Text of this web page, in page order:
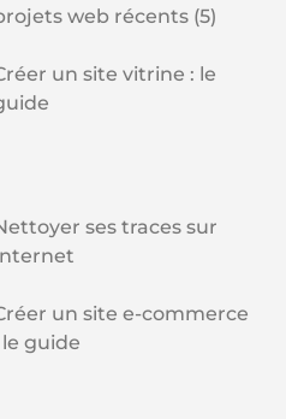
web récents (5)
un site vitrine : le
ses traces sur
un site e-commerce
le guide